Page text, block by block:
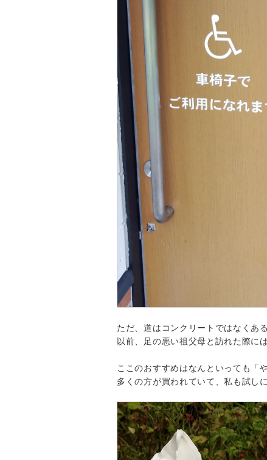
ただ、道はコンクリートではなくあ
以前、足の悪い祖父母と訪れた際に
ここのおすすめはなんといっても「
多くの方が買われていて、私も試